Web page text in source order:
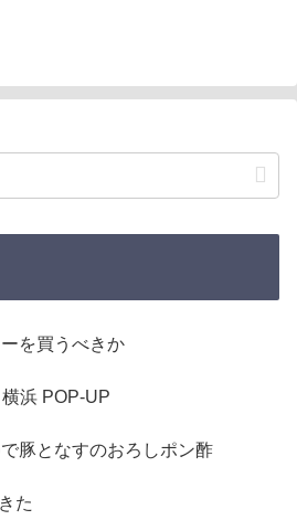
を買うべきか
浜 POP-UP
豚となすのおろしポン酢
た